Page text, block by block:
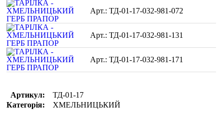
ТД-01-17-032-981-072
ТД-01-17-032-981-131
ТД-01-17-032-981-171
Артикул:
ТД-01-17
Категорія:
ХМЕЛЬНИЦЬКИЙ